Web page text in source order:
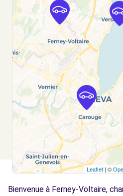
Voir l'agence
Free2move Rent - JEAN
VETRAZ-MONTHOUX (O)
118 route de Taninges
Vétraz Monthoux, FR-74,
Voir l'agence
Free2move Rent - APF
ANNEMASSE (P)
ROUTE DE THONONLeaflet | ©
Bienvenue à Ferney-Voltaire,